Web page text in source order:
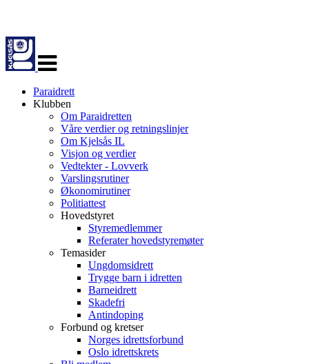
navigasjon
Paraidrett
Klubben
Om Paraidretten
Våre verdier og retningslinjer
Om Kjelsås IL
Visjon og verdier
Vedtekter - Lovverk
Varslingsrutiner
Økonomirutiner
Politiattest
Hovedstyret
Styremedlemmer
Referater hovedstyremøter
Temasider
Ungdomsidrett
Trygge barn i idretten
Barneidrett
Skadefri
Antindoping
Forbund og kretser
Norges idrettsforbund
Oslo idrettskrets